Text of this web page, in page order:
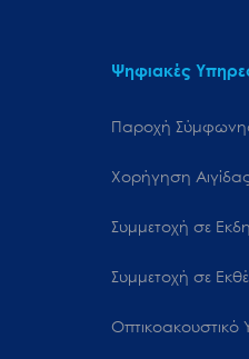
Ψηφιακές
Παροχή
Χορήγηση
Συμμετοχή σε
Συμμετοχή σε
Οπτικοακουστικό